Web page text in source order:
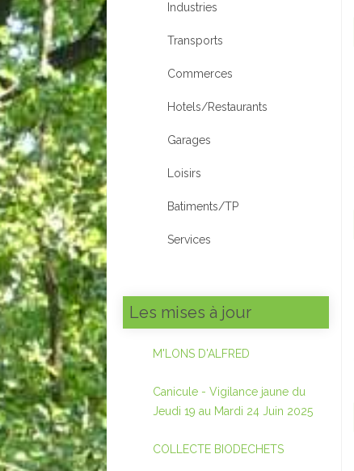
Industries
Transports
Commerces
Hotels/Restaurants
Garages
Loisirs
Batiments/TP
Services
Les mises à jour
M'LONS D'ALFRED
Canicule - Vigilance jaune du
Jeudi 19 au Mardi 24 Juin 2025
COLLECTE BIODECHETS